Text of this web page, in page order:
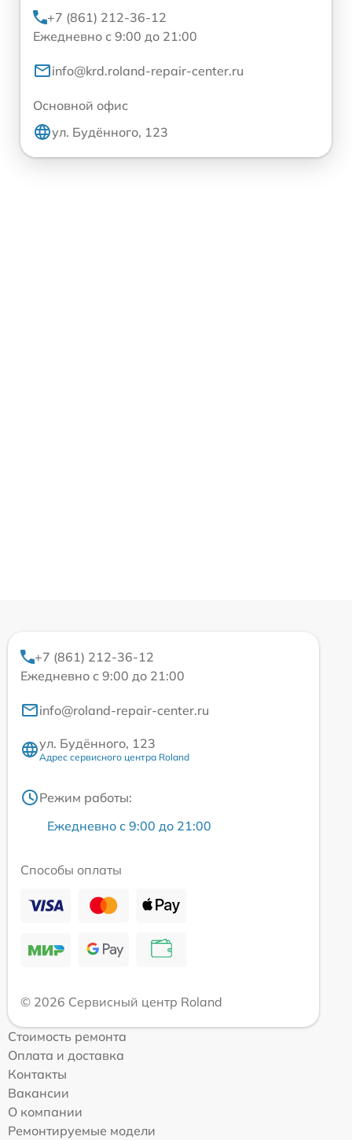
+7 (861) 212-36-12
Ежедневно с 9:00 до 21:00
info@krd.roland-repair-center.ru
Основной офис
ул. Будённого, 123
+7 (861) 212-36-12
Ежедневно с 9:00 до 21:00
info@roland-repair-center.ru
ул. Будённого, 123
Адрес сервисного центра Roland
Режим работы:
Ежедневно с 9:00 до 21:00
Способы оплаты
© 2026 Сервисный центр Roland
Стоимость ремонта
Оплата и доставка
Контакты
Вакансии
О компании
Ремонтируемые модели